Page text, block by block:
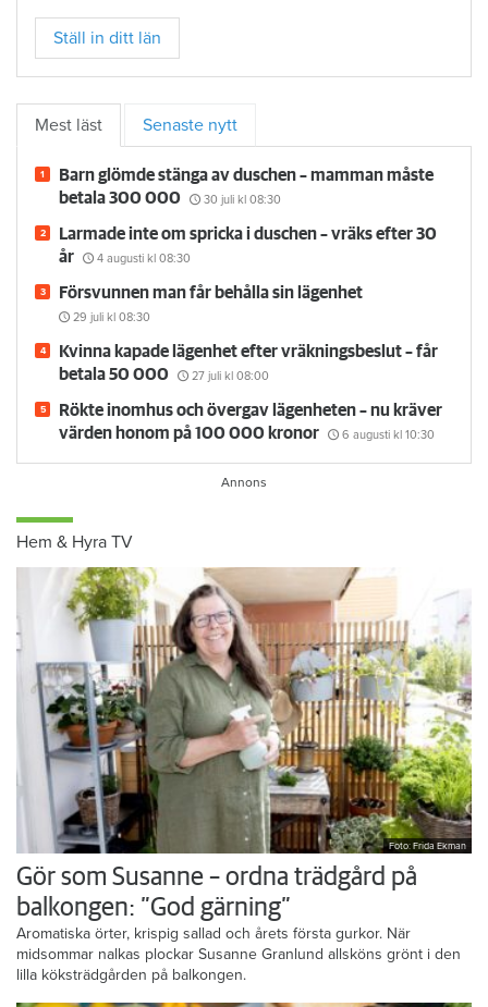
Ställ in ditt län
Mest läst Senaste nytt
Barn glömde stänga av duschen – mamman måste
betala 300 000
30 juli kl 08:30
Larmade inte om spricka i duschen – vräks efter 30
år
4 augusti kl 08:30
Försvunnen man får behålla sin lägenhet
29 juli kl 08:30
Kvinna kapade lägenhet efter vräkningsbeslut – får
betala 50 000
27 juli kl 08:00
Rökte inomhus och övergav lägenheten – nu kräver
värden honom på 100 000 kronor
6 augusti kl 10:30
Hem & Hyra TV
Foto: Frida Ekman
Gör som Susanne – ordna trädgård på
balkongen: ”God gärning”
Aromatiska örter, krispig sallad och årets första gurkor. När
midsommar nalkas plockar Susanne Granlund allsköns grönt i den
lilla köksträdgården på balkongen.